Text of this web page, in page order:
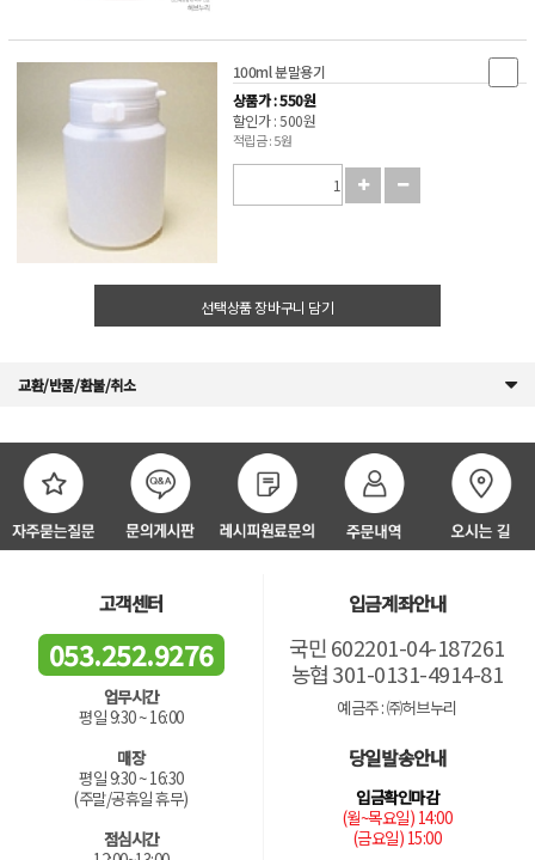
100ml 분말용기
상품가 : 550원
할인가 : 500원
적립금 : 5원
선택상품 장바구니 담기
교환/반품/환불/취소
고객센터
053.252.9276
업무시간
평일 9:30 ~ 16:00
매장
평일 9:30 ~ 16:30
(주말/공휴일 휴무)
점심시간
입금계좌안내
국민 602201-04-187261
농협 301-0131-4914-81
예금주 : ㈜허브누리
당일발송안내
입금확인마감
(월~목요일) 14:00
(금요일) 15:00